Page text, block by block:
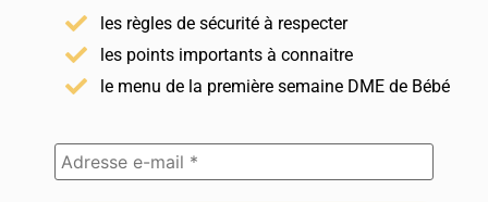
les règles de sécurité à respecter
les points importants à connaitre
le menu de la première semaine DME de Bébé